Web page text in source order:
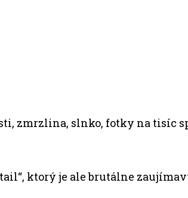
zmrzlina, slnko, fotky na tisíc
ktorý je ale brutálne